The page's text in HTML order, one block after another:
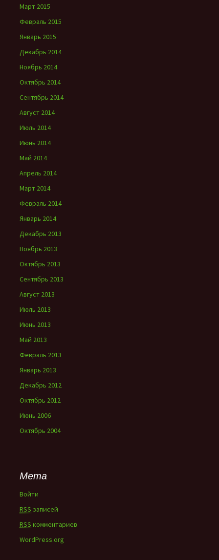
Март 2015
Февраль 2015
Январь 2015
Декабрь 2014
Ноябрь 2014
Октябрь 2014
Сентябрь 2014
Август 2014
Июль 2014
Июнь 2014
Май 2014
Апрель 2014
Март 2014
Февраль 2014
Январь 2014
Декабрь 2013
Ноябрь 2013
Октябрь 2013
Сентябрь 2013
Август 2013
Июль 2013
Июнь 2013
Май 2013
Февраль 2013
Январь 2013
Декабрь 2012
Октябрь 2012
Июнь 2006
Октябрь 2004
Мета
Войти
RSS записей
RSS комментариев
WordPress.org